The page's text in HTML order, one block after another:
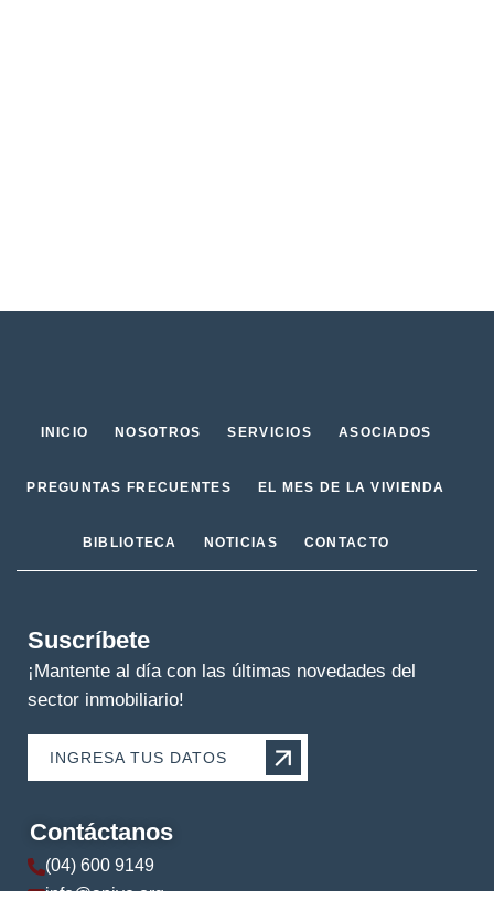
INICIO NOSOTROS SERVICIOS ASOCIADOS
PREGUNTAS FRECUENTES EL MES DE LA VIVIENDA
BIBLIOTECA NOTICIAS CONTACTO
Suscríbete
¡Mantente al día con las últimas novedades del
sector inmobiliario!
INGRESA TUS DATOS
Contáctanos
(04) 600 9149
info@apive.org